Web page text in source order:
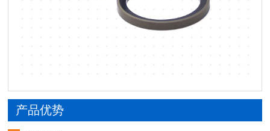
产品优势